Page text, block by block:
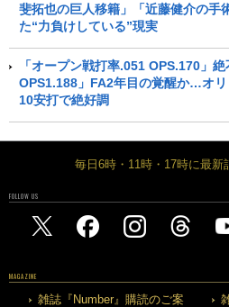
斐拓也の巨人移籍」「近藤健介の
た“力負けしている”現実
「オープン戦打率.051 OPS.170」
OPS1.188」FA2年目の覚醒か…オ
10安打で絶好調
毎日6時・11時・17時に最新
FOLLOW US
MAGAZINE
雑誌『Number』購読のご案